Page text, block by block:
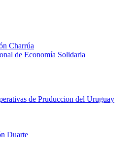
Charrúa
de Economía Solidaria
de Pruduccion del Uruguay
Duarte